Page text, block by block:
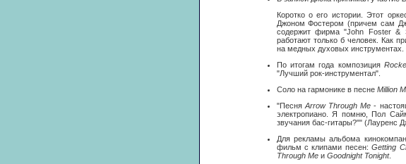
Коротко о его истории. Этот
Джоном Фостером (причем сам
содержит фирма "John Foster &
работают только б человек. Как
на медных духовых инструментах.
По итогам года композиция
"Лучший рок-инструментал".
Соло на гармонике в песне Million
"Песня Arrow Through Me -
электропиано. Я помню, Пол
звучания бас-гитары?"" (Лауренс
Для рекламы альбома
фильм с клипами песен:Getting
Through Meи Goodnight Tonight.